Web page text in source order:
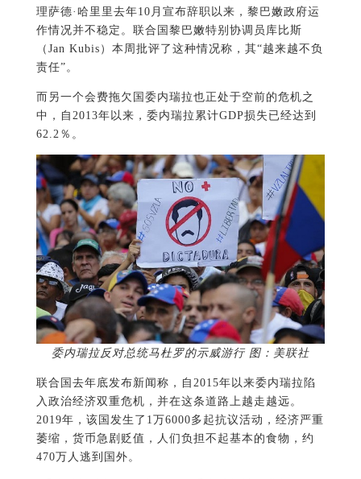
理萨德·哈里里去年10月宣布辞职以来，黎巴嫩政府运
作情况并不稳定。联合国黎巴嫩特别协调员库比斯
（Jan Kubis）本周批评了这种情况称，其“越来越不负
责任”。
而另一个会费拖欠国委内瑞拉也正处于空前的危机之
中，自2013年以来，委内瑞拉累计GDP损失已经达到
62.2％。
委内瑞拉反对总统马杜罗的示威游行 图：美联社
联合国去年底发布新闻称，自2015年以来委内瑞拉陷
入政治经济双重危机，并在这条道路上越走越远。
2019年，该国发生了1万6000多起抗议活动，经济严重
萎缩，货币急剧贬值，人们负担不起基本的食物，约
470万人逃到国外。